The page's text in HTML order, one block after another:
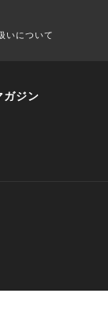
いについて
ジン